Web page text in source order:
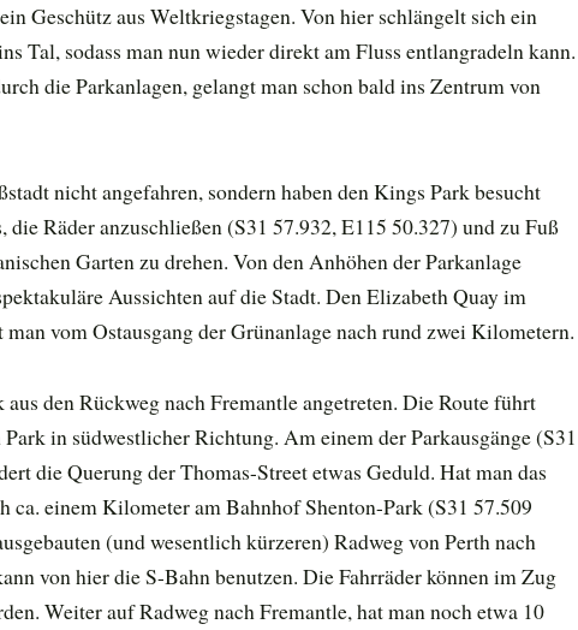
Geschütz aus Weltkriegstagen. Von hier schlängelt sich ein
Tal, sodass man nun wieder direkt am Fluss entlangradeln kann.
die Parkanlagen, gelangt man schon bald ins Zentrum von
nicht angefahren, sondern haben den Kings Park besucht
Räder anzuschließen (S31 57.932, E115 50.327) und zu Fuß
Garten zu drehen. Von den Anhöhen der Parkanlage
Aussichten auf die Stadt. Den Elizabeth Quay im
vom Ostausgang der Grünanlage nach rund zwei Kilometern.
den Rückweg nach Fremantle angetreten. Die Route führt
in südwestlicher Richtung. Am einem der Parkausgänge (S31
die Querung der Thomas-Street etwas Geduld. Hat man das
ca. einem Kilometer am Bahnhof Shenton-Park (S31 57.509
(und wesentlich kürzeren) Radweg von Perth nach
von hier die S-Bahn benutzen. Die Fahrräder können im Zug
Weiter auf Radweg nach Fremantle, hat man noch etwa 10